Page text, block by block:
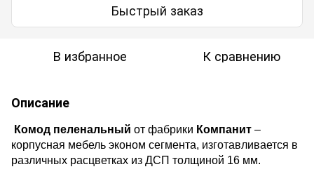
Быстрый заказ
В избранное К сравнению
Описание
Комод пеленальный от фабрики Компанит –
корпусная мебель эконом сегмента, изготавливается в
различных расцветках из ДСП толщиной 16 мм.